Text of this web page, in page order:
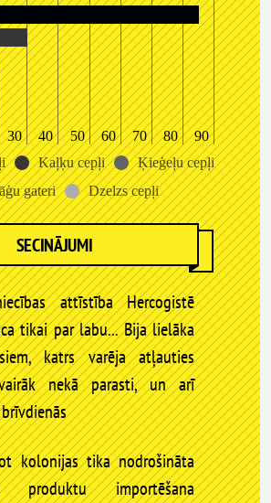
30 40 50 60 70 80
90
Kaļķu cepļi
Ķieģeļu cepļi
gateri
Dzelzs cepļi
SECINĀJUMI
attīstība Hercogistē
tikai par labu... Bija lielāka
katrs varēja atļauties
nekā parasti, un arī
kolonijas tika nodrošināta
produktu importēšana